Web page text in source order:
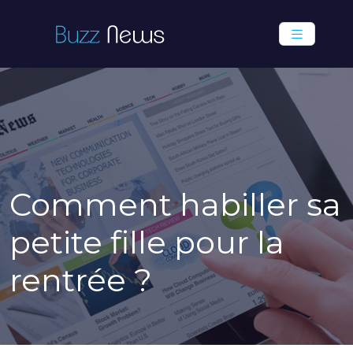
Comment habiller sa
petite fille pour la
rentrée ?